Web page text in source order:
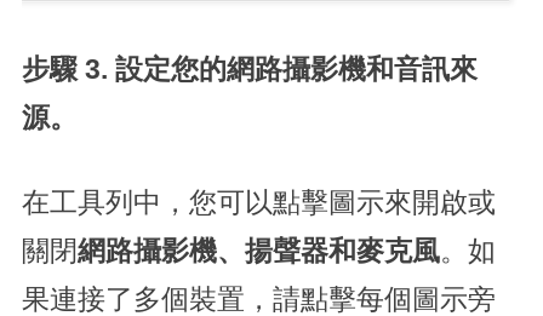
步驟 3. 設定您的網路攝影機和音訊來
源。
在工具列中，您可以點擊圖示來開啟或
關閉網路攝影機、揚聲器和麥克風。如
果連接了多個裝置，請點擊每個圖示旁